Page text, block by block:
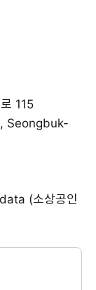
115
Seongbuk-
(소상공인